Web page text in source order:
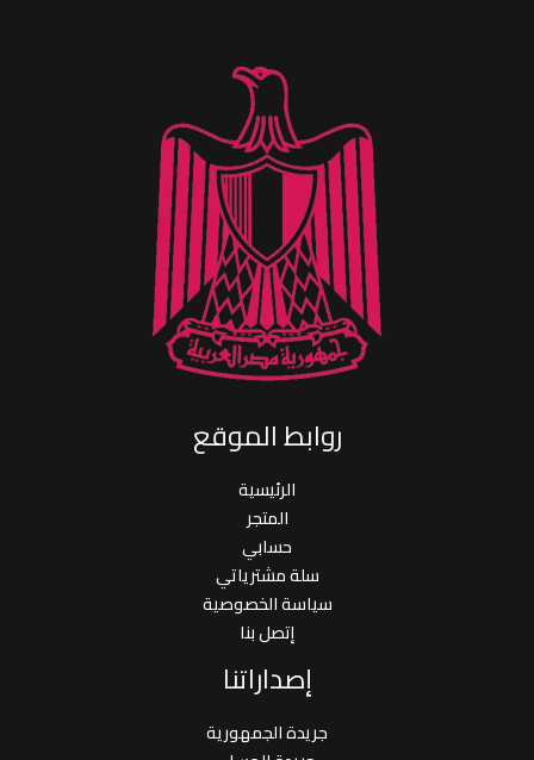
روابط الموقع
الرئيسية
المتجر
حسابي
سلة مشترياتي
سياسة الخصوصية
إتصل بنا
إصداراتنا
جريدة الجمهورية